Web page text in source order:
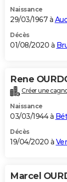
Naissance
29/03/1967 à
Décès
01/08/2020 à
Rene
Créer une
Naissance
03/03/1944 à
Décès
19/04/2020 à
Marcel